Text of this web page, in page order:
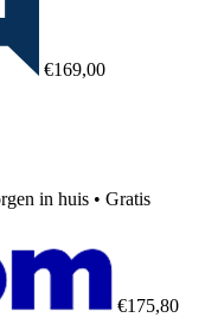
€169,00
in huis • Gratis
€175,80